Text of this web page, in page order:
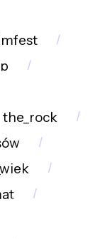
the_rock